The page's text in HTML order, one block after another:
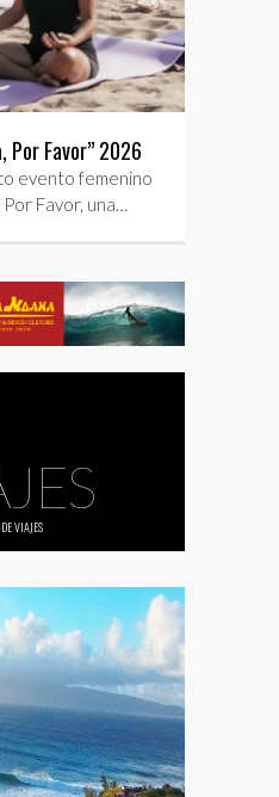
Por Favor” 2026
evento femenino
Por Favor, una…
VIAJES